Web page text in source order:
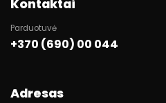
Kontaktai
Parduotuvė
+370 (690) 00 044
Adresas